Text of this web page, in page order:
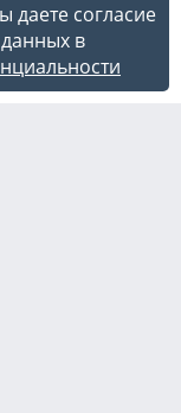
даете согласие
в